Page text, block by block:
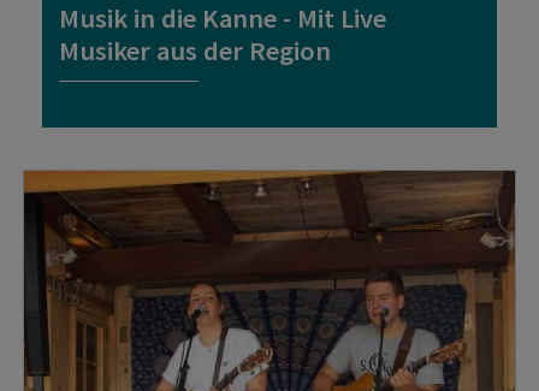
Musik in die Kanne - Mit Live
Musiker aus der Region